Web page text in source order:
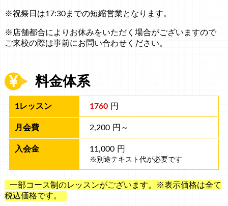
※祝祭日は17:30までの短縮営業となります。
※店舗都合によりお休みをいただく場合がございますので
ご来校の際は事前にお問い合わせください。
料金体系
1760 円
2,200 円～
11,000 円
※別途テキスト代が必要です
一部コース制のレッスンがございます。※表示価格は全て
税込価格です。